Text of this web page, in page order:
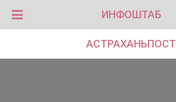
ИНФОШТАБ
АСТРАХАНЬПОСТ